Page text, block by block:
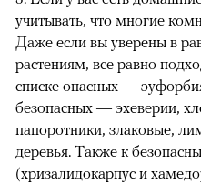
учитывать, что многие
Даже если вы уверены в
растениям, все равно
списке опасных —
безопасных — эхеверии,
папоротники, злаковые,
деревья. Также к
(хризалидокарпус и